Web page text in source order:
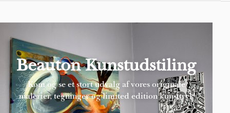
Beauton Kunstudstiling
Kom og se et stort udvalg af vores originale
malerier, tegninger og limited edition kunsttryk